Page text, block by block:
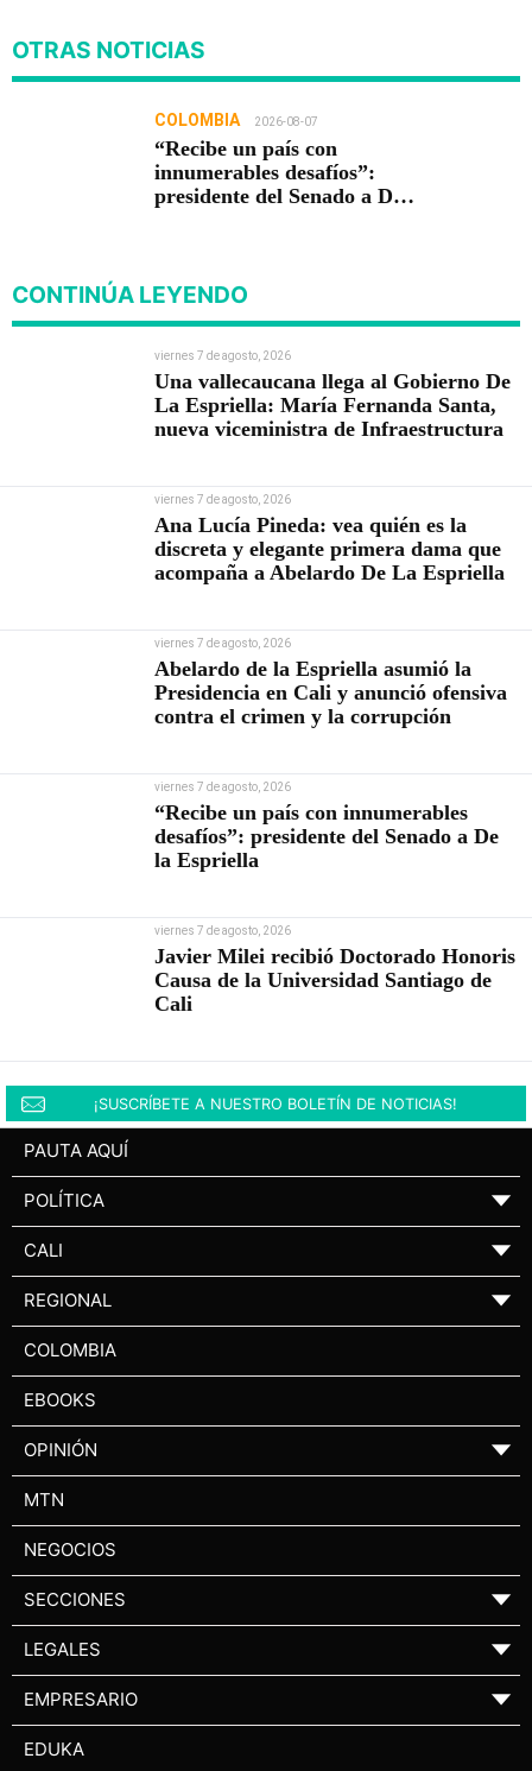
OTRAS NOTICIAS
COLOMBIA 2026-08-07
“Recibe un país con
innumerables desafíos”:
presidente del Senado a De
CONTINÚA LEYENDO
viernes 7 de agosto, 2026
Una vallecaucana llega al Gobierno De
La Espriella: María Fernanda Santa,
nueva viceministra de Infraestructura
viernes 7 de agosto, 2026
Ana Lucía Pineda: vea quién es la
discreta y elegante primera dama que
acompaña a Abelardo De La Espriella
viernes 7 de agosto, 2026
Abelardo de la Espriella asumió la
Presidencia en Cali y anunció ofensiva
contra el crimen y la corrupción
viernes 7 de agosto, 2026
“Recibe un país con innumerables
desafíos”: presidente del Senado a De
la Espriella
viernes 7 de agosto, 2026
Javier Milei recibió Doctorado Honoris
Causa de la Universidad Santiago de
Cali
¡SUSCRÍBETE A NUESTRO BOLETÍN DE NOTICIAS!
PAUTA AQUÍ
POLÍTICA ▼
CALI ▼
REGIONAL ▼
COLOMBIA
EBOOKS
OPINIÓN ▼
MTN
NEGOCIOS
SECCIONES ▼
LEGALES ▼
EMPRESARIO ▼
EDUKA